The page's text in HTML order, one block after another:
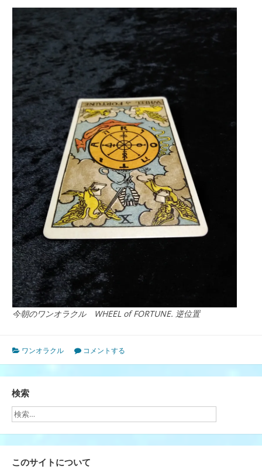
今朝のワンオラクル WHEEL of FORTUNE. 逆位置
ワンオラクル コメントする
検索
このサイトについて